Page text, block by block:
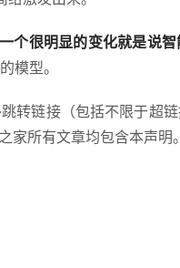
一个很明显的变化就是说
模型。
转链接（包括不限于超
家所有文章均包含本声明。